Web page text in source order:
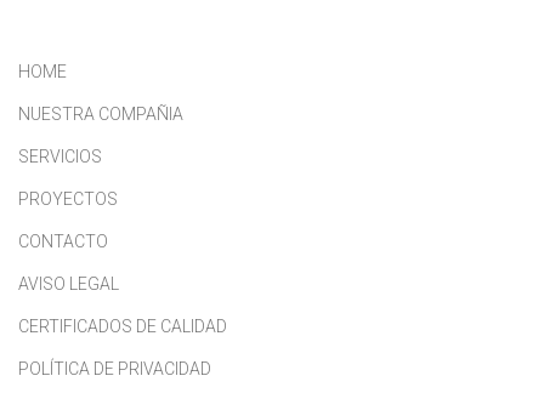
HOME
NUESTRA COMPAÑIA
SERVICIOS
PROYECTOS
CONTACTO
AVISO LEGAL
CERTIFICADOS DE CALIDAD
POLÍTICA DE PRIVACIDAD